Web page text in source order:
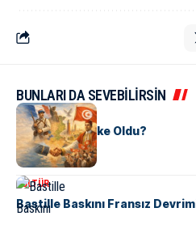
BUNLARI DA SEVEBİLİRSİN
KÜLTÜR
Tunus Nasıl Ülke Oldu?
KÜLTÜR
Bastille Baskını Fransız